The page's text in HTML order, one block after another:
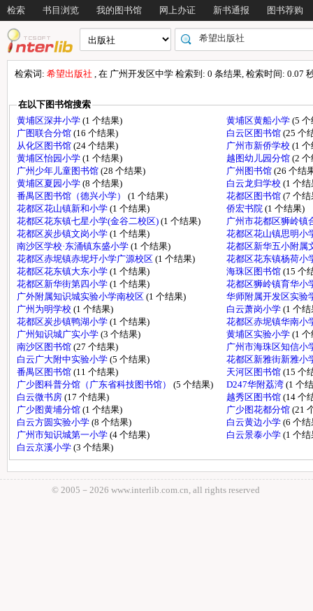
检索 书目浏览 我的图书馆 网上办证 新书通报 图书荐购
检索词: 希望出版社 , 在 广州开发区中学 检索到: 0 条结果, 检索时间: 0.07
在以下图书馆搜索
黄埔区深井小学 (1 个结果) 黄埔区黄船小学 (5
广图联合分馆 (16 个结果) 白云区图书馆 (25 个
从化区图书馆 (24 个结果) 广州市新侨学校 (1
黄埔区怡园小学 (1 个结果) 越图幼儿园分馆 (2
广州少年儿童图书馆 (28 个结果) 广州图书馆 (26 个结
黄埔区夏园小学 (8 个结果) 白云龙归学校 (1 个结
番禺区图书馆（德兴小学） (1 个结果) 花都区图书馆 (7 个结
花都区花山镇新和小学 (1 个结果) 侨宏书院 (1 个结果)
花都区花东镇七星小学(金谷二校区) (1 个结果)
广州市花都区狮岭镇
花都区炭步镇文岗小学 (1 个结果)
花都区花山镇思明小
南沙区学校·东涌镇东盛小学 (1 个结果)
花都区新华五小附属
花都区赤坭镇赤坭圩小学广源校区 (1 个结果)
花都区花东镇杨荷小
花都区花东镇大东小学 (1 个结果) 海珠区图书馆 (15 个
花都区新华街第四小学 (1 个结果)
花都区狮岭镇育华小
广外附属知识城实验小学南校区 (1 个结果)
华师附属开发区实验
广州为明学校 (1 个结果) 白云萧岗小学 (1 个结
花都区炭步镇鸭湖小学 (1 个结果)
花都区赤坭镇华南小
广州知识城广实小学 (3 个结果) 黄埔区实验小学 (1
南沙区图书馆 (27 个结果)
广州市海珠区知信小
白云广大附中实验小学 (5 个结果)
花都区新雅街新雅小
番禺区图书馆 (11 个结果) 天河区图书馆 (15 个
广少图科普分馆（广东省科技图书馆） (5 个结果) D247华附荔湾 (1 个
白云微书房 (17 个结果) 越秀区图书馆 (14 个
广少图黄埔分馆 (1 个结果) 广少图花都分馆 (21
白云方圆实验小学 (8 个结果) 白云黄边小学 (6 个结
广州市知识城第一小学 (4 个结果) 白云景泰小学 (1 个结
白云京溪小学 (3 个结果)
© 2005－ 2026 www.interlib.com.cn, all rights reserved